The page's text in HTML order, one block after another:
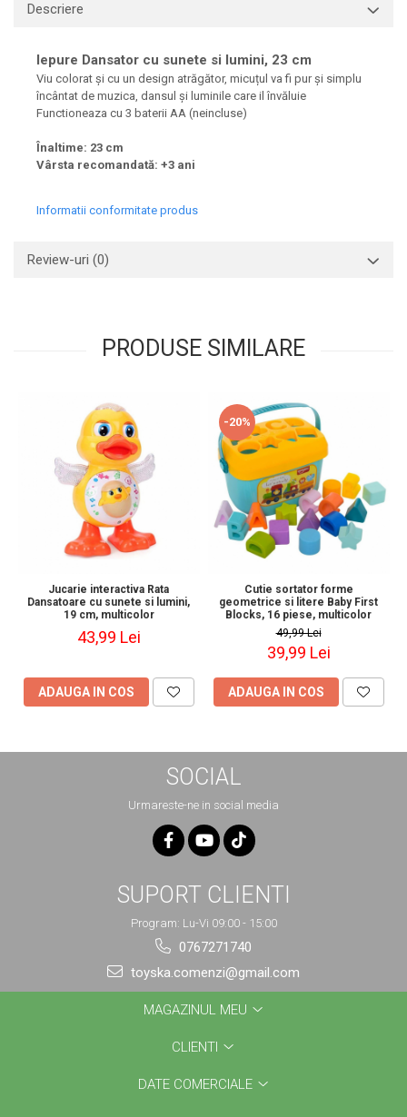
Descriere
Iepure Dansator cu sunete si lumini, 23 cm
Viu colorat și cu un design atrăgător, micuțul va fi pur și simplu
încântat de muzica, dansul și luminile care il învăluie
Functioneaza cu 3 baterii AA (neincluse)
Înaltime: 23 cm
Vârsta recomandată: +3 ani
Informatii conformitate produs
Review-uri (0)
PRODUSE SIMILARE
Jucarie interactiva Rata
Dansatoare cu sunete si lumini,
19 cm, multicolor
43,99 Lei
ADAUGA IN COS
-20%
Cutie sortator forme
geometrice si litere Baby First
Blocks, 16 piese, multicolor
49,99 Lei
39,99 Lei
ADAUGA IN COS
SOCIAL
Urmareste-ne in social media
SUPORT CLIENTI
Program: Lu-Vi 09:00 - 15:00
0767271740
toyska.comenzi@gmail.com
MAGAZINUL MEU
CLIENTI
DATE COMERCIALE